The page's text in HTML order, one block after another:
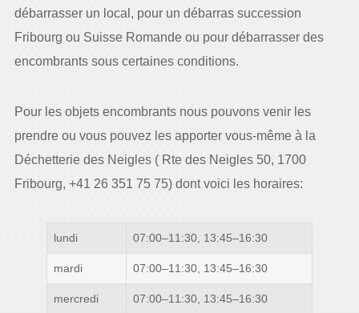
débarrasser un local, pour un débarras succession
Fribourg ou Suisse Romande ou pour débarrasser des
encombrants sous certaines conditions.
Pour les objets encombrants nous pouvons venir les
prendre ou vous pouvez les apporter vous-même à la
Déchetterie des Neigles ( Rte des Neigles 50, 1700
Fribourg, +41 26 351 75 75) dont voici les horaires:
lundi 07:00–11:30, 13:45–16:30
mardi 07:00–11:30, 13:45–16:30
mercredi 07:00–11:30, 13:45–16:30